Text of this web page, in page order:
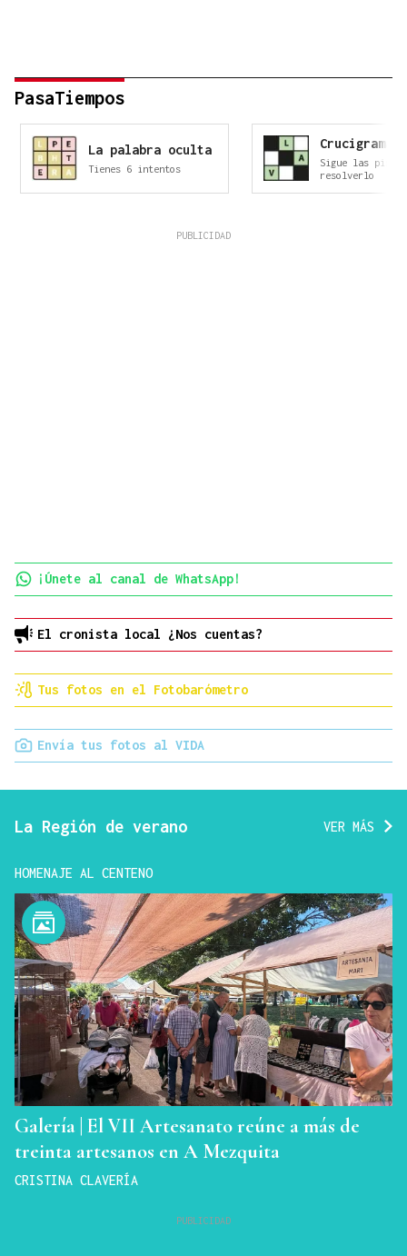
PasaTiempos
La palabra oculta
Tienes 6 intentos
Crucigrama
Sigue las
resolverlo
¡Únete al canal de WhatsApp!
El cronista local ¿Nos cuentas?
Tus fotos en el Fotobarómetro
Envía tus fotos al VIDA
La Región de verano VER MÁS
HOMENAJE AL CENTENO
Galería | El VII Artesanato reúne a más de
treinta artesanos en A Mezquita
CRISTINA CLAVERÍA